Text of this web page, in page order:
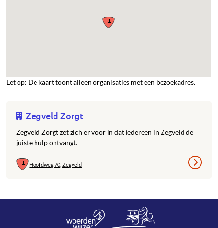
Let op: De kaart toont alleen organisaties met een bezoekadres.
Zegveld Zorgt
Zegveld Zorgt zet zich er voor in dat iedereen in Zegveld de
juiste hulp ontvangt.
Hoofdweg 70, Zegveld